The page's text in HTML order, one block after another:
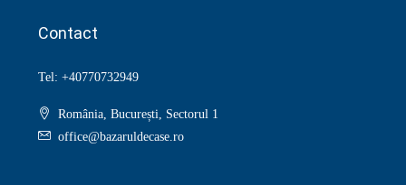
Contact
Tel: +40770732949
România, București, Sectorul 1
office@bazaruldecase.ro